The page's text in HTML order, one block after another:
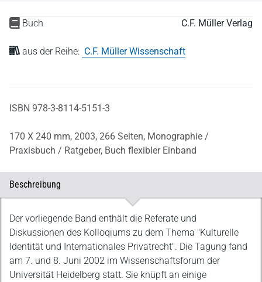
Buch C.F. Müller Verlag
aus der Reihe: C.F. Müller Wissenschaft
ISBN 978-3-8114-5151-3
170 X 240 mm, 2003, 266 Seiten, Monographie /
Praxisbuch / Ratgeber, Buch flexibler Einband
Beschreibung
Beschreibung
Der vorliegende Band enthält die Referate und
Diskussionen des Kolloqiums zu dem Thema "Kulturelle
Identität und Internationales Privatrecht". Die Tagung fand
am 7. und 8. Juni 2002 im Wissenschaftsforum der
Universität Heidelberg statt. Sie knüpft an einige